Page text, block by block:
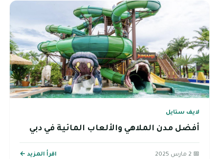
لايف ستايل
أفضل مدن الملاهي والألعاب المائية في دبي
📅 2 مارس 2025 اقرأ المزيد ←